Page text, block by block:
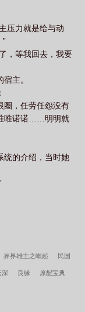
压力就是给与动
，等我回去，我要
主。
圈，任劳任怨没有
唯诺诺……明明就
统的介绍，当时她
异界雄主之崛起 民国
深 良缘 原配宝典